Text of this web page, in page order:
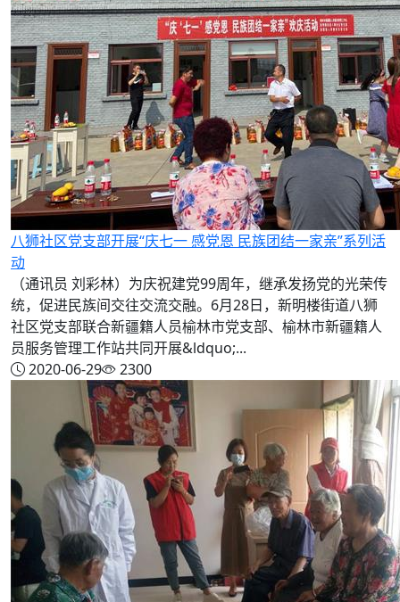
八狮社区党支部开展“庆七一 感党恩 民族团结一家亲”系列活
动
（通讯员 刘彩林）为庆祝建党99周年，继承发扬党的光荣传
统，促进民族间交往交流交融。6月28日，新明楼街道八狮
社区党支部联合新疆籍人员榆林市党支部、榆林市新疆籍人
员服务管理工作站共同开展&ldquo;...
2020-06-29
2300